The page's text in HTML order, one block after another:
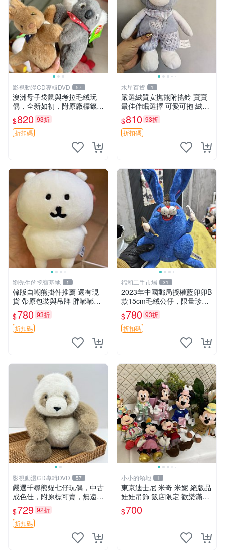
影視動漫CD專輯DVD 57
澳洲母子袋鼠與考拉毛絨玩
偶，全新如初，附原廠標籤，
手感極軟，適合贈送親朋好
友。袋鼠與考拉正版，精緻尺
寸，適合作為收藏或家飾擺
設，增添暖意。 母子、袋
$820 93折
折扣碼
水星百貨 1
嚴選絨質安撫熊附搖鈴 寶寶
最佳伴眠選擇 可愛可抱 絨毛
玩具 安撫熊 嬰兒用
$810 93折
折扣碼
劉先生的挖寶基地 1
韓版自嘲熊掛件推薦 還有現
貨 帶原包裝與吊牌 胖嘟嘟超
可愛 毛絨手感佳 小熊掛件 自
嘲抱枕 小熊抱枕
$780 93折
折扣碼
福和二手市場 31
2023年中國郵局授權藍卯卯B
款15cm毛絨公仔，限量珍藏
版 毛絨玩具 新年禮品 藍卯卯
限量版 15cm
$780 93折
折扣碼
影視動漫CD專輯DVD 57
嚴選千尋熊貓七仔玩偶，中古
成色佳，附原標可賣，無遠方
一手送第二天即達 中古玩偶
熊貓七仔 千尋
$729 92折
折扣碼
小小的領地 1
東京迪士尼 米奇 米妮 絕版品
娃娃吊飾 飯店限定 歡樂滿人
間 復活節
$700